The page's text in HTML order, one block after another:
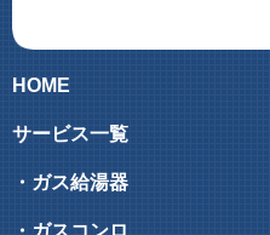
HOME
サービス一覧
・ガス給湯器